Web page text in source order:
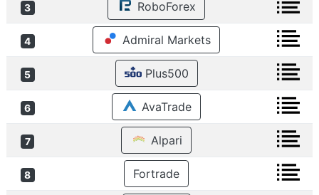
3 RoboForex
4 Admiral Markets
5 Plus500
6 AvaTrade
7 Alpari
8 Fortrade